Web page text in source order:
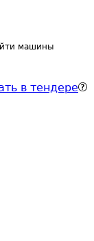
машины
в тендере